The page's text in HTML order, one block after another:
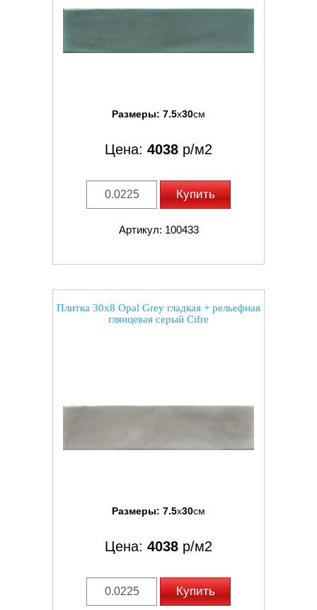
Размеры: 7.5x30см
Цена: 4038 р/м2
Купить
Артикул: 100433
Плитка 30x8 Opal Grey гладкая + рельефная
глянцевая серый Cifre
Размеры: 7.5x30см
Цена: 4038 р/м2
Купить